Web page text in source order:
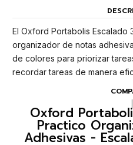
El Oxford Portabolis Escalado
organizador de notas
de colores para priorizar
recordar tareas de manera
Oxford
Practico
Adhesivas -